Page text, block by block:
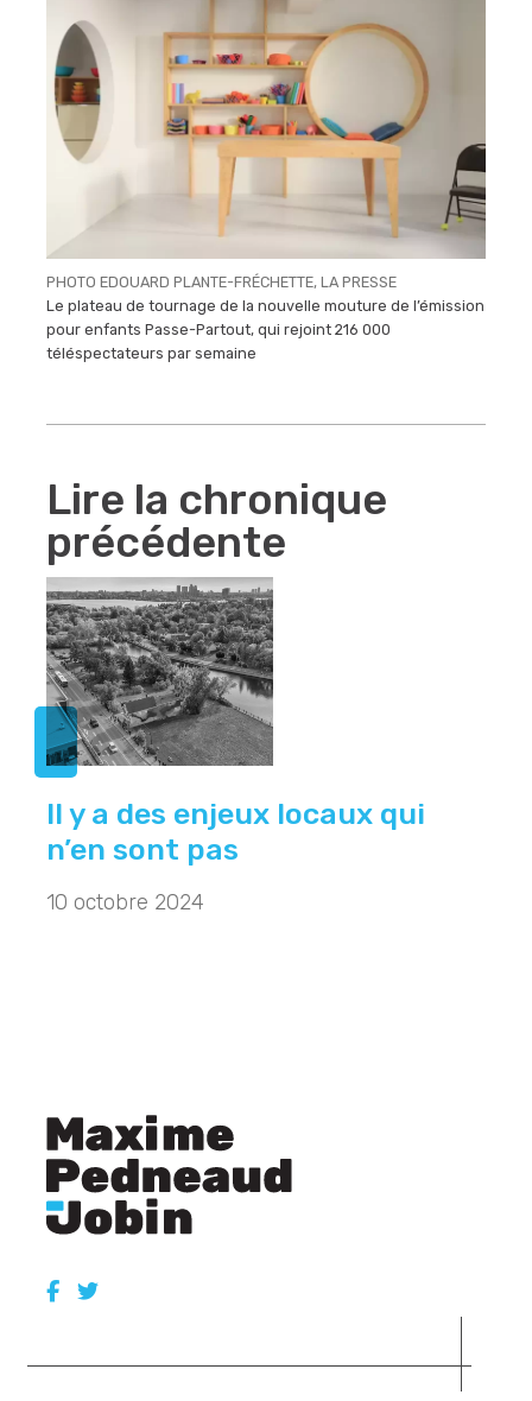
PHOTO EDOUARD PLANTE-FRÉCHETTE, LA PRESSE
Le plateau de tournage de la nouvelle mouture de l’émission
pour enfants Passe-Partout, qui rejoint 216 000
téléspectateurs par semaine
Lire la chronique
précédente
Il y a des enjeux locaux qui
n’en sont pas
10 octobre 2024